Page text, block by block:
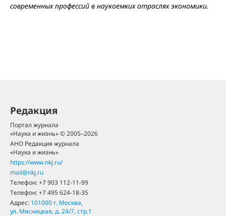
современных профессий в наукоемких отраслях экономики.
Редакция
Портал журнала
«Наука и жизнь» © 2005–2026
АНО Редакция журнала
«Наука и жизнь»
https://www.nkj.ru/
mail@nkj.ru
Телефон:+7 903 112-11-99
Телефон:+7 495 624-18-35
Адрес: 101000 г. Москва,
ул. Мясницкая, д. 24/7, стр.1